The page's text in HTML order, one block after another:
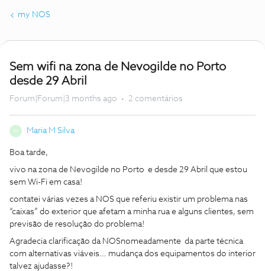
my NOS
Sem wifi na zona de Nevogilde no Porto
desde 29 Abril
Forum|Forum|3 months ago 2 comentários
M Maria M Silva
Boa tarde,
vivo na zona de Nevogilde no Porto e desde 29 Abril que estou
sem Wi-Fi em casa!
contatei várias vezes a NOS que referiu existir um problema nas
“caixas” do exterior que afetam a minha rua e alguns clientes, sem
previsão de resolução do problema!
Agradecia clarificação da NOSnomeadamente da parte técnica
com alternativas viáveis… mudança dos equipamentos do interior
talvez ajudasse?!